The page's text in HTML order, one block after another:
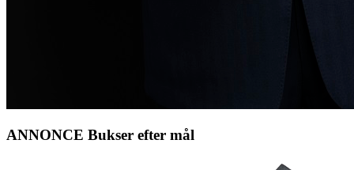
ANNONCE Bukser efter mål